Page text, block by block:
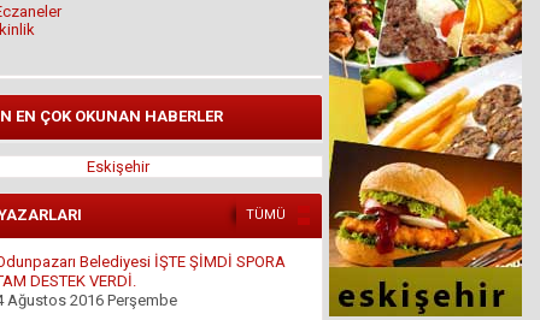
EN ÇOK OKUNAN HABERLER
Eskişehir
TÜMÜ
Osman ORUM
DÜŞMANLIĞI
Ocak 2015 Perşembe